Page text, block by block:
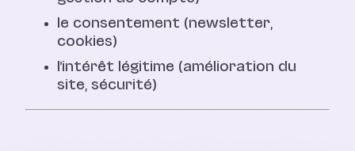
le consentement (newsletter,
cookies)
l’intérêt légitime (amélioration du
site, sécurité)